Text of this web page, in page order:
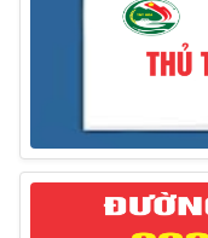
cho Liên danh
27/
Thông báo
tháng 3/2025 của
12/
Thông báo